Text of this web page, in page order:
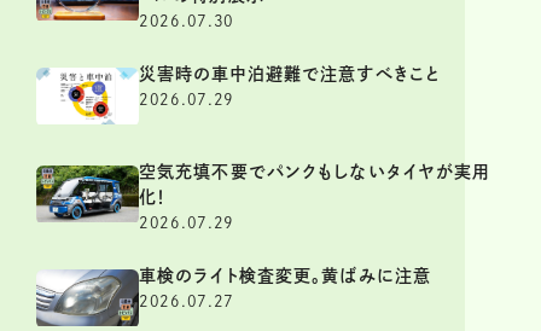
2026.07.30
災害時の車中泊避難で注意すべきこと
2026.07.29
空気充填不要でパンクもしないタイヤが実用
化！
2026.07.29
車検のライト検査変更。黄ばみに注意
2026.07.27